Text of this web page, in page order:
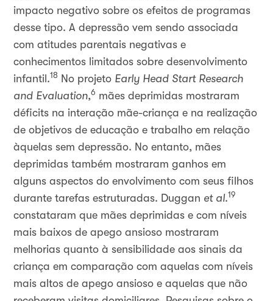
impacto negativo sobre os efeitos de programas
desse tipo. A depressão vem sendo associada
com atitudes parentais negativas e
conhecimentos limitados sobre desenvolvimento
infantil.18 No projeto Early Head Start Research
and Evaluation,6 mães deprimidas mostraram
déficits na interação mãe-criança e na realização
de objetivos de educação e trabalho em relação
àquelas sem depressão. No entanto, mães
deprimidas também mostraram ganhos em
alguns aspectos do envolvimento com seus filhos
durante tarefas estruturadas. Duggan et al.19
constataram que mães deprimidas e com níveis
mais baixos de apego ansioso mostraram
melhorias quanto à sensibilidade aos sinais da
criança em comparação com aquelas com níveis
mais altos de apego ansioso e aquelas que não